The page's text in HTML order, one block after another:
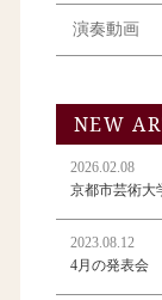
演奏動画
NEW
2026.02.08
京都市芸術大
2023.08.12
4月の発表会